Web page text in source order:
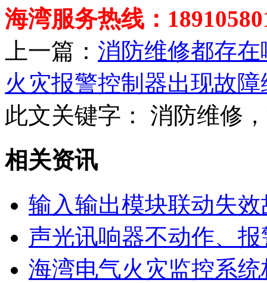
海湾服务热线：
上一篇： 消防维修都存
火灾报警控制器出现故
此文关键字：
消防维修
相关资讯
输入输出模块联动失效
声光讯响器不动作、
海湾电气火灾监控系